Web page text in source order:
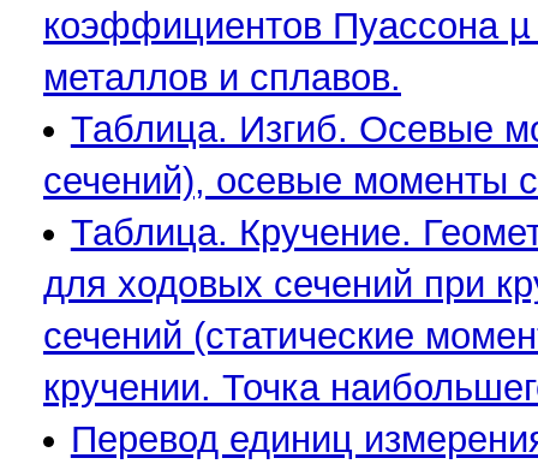
коэффициентов Пуассона
металлов и сплавов.
Таблица. Изгиб. Осевые
сечений), осевые моменты
Таблица. Кручение.
для ходовых сечений при
сечений (статические
кручении. Точка
Перевод единиц